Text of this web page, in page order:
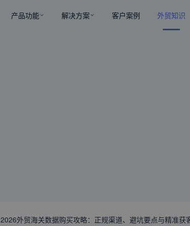
产品功能 解决方案 客户案例 外贸知识
2026外贸海关数据购买攻略：正规渠道、避坑要点与精准获